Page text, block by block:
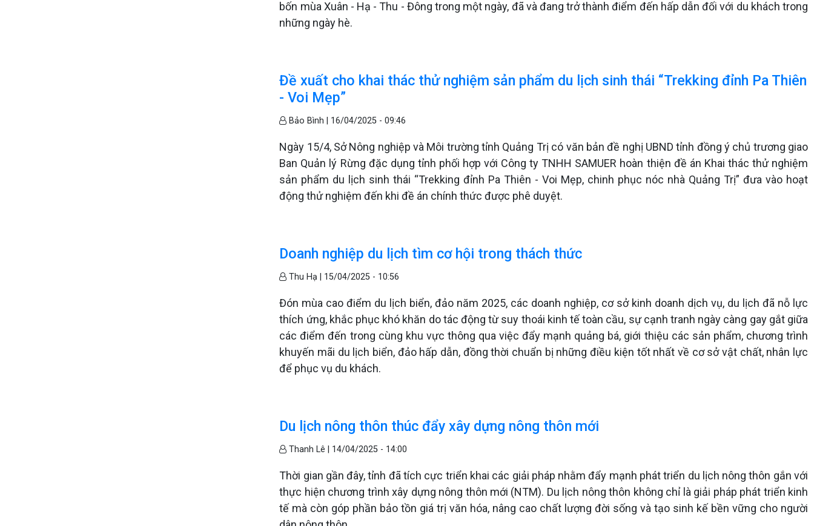
bốn mùa Xuân - Hạ - Thu - Đông trong một ngày, đã và đang trở thành điểm đến hấp dẫn đối với du khách trong
những ngày hè.
Đề xuất cho khai thác thử nghiệm sản phẩm du lịch sinh thái “Trekking đỉnh Pa Thiên
- Voi Mẹp”
Bảo Bình | 16/04/2025 - 09:46
Ngày 15/4, Sở Nông nghiệp và Môi trường tỉnh Quảng Trị có văn bản đề nghị UBND tỉnh đồng ý chủ trương giao
Ban Quản lý Rừng đặc dụng tỉnh phối hợp với Công ty TNHH SAMUER hoàn thiện đề án Khai thác thử nghiệm
sản phẩm du lịch sinh thái “Trekking đỉnh Pa Thiên - Voi Mẹp, chinh phục nóc nhà Quảng Trị” đưa vào hoạt
động thử nghiệm đến khi đề án chính thức được phê duyệt.
Doanh nghiệp du lịch tìm cơ hội trong thách thức
Thu Hạ | 15/04/2025 - 10:56
Đón mùa cao điểm du lịch biển, đảo năm 2025, các doanh nghiệp, cơ sở kinh doanh dịch vụ, du lịch đã nỗ lực
thích ứng, khắc phục khó khăn do tác động từ suy thoái kinh tế toàn cầu, sự cạnh tranh ngày càng gay gắt giữa
các điểm đến trong cùng khu vực thông qua việc đẩy mạnh quảng bá, giới thiệu các sản phẩm, chương trình
khuyến mãi du lịch biển, đảo hấp dẫn, đồng thời chuẩn bị những điều kiện tốt nhất về cơ sở vật chất, nhân lực
để phục vụ du khách.
Du lịch nông thôn thúc đẩy xây dựng nông thôn mới
Thanh Lê | 14/04/2025 - 14:00
Thời gian gần đây, tỉnh đã tích cực triển khai các giải pháp nhằm đẩy mạnh phát triển du lịch nông thôn gắn với
thực hiện chương trình xây dựng nông thôn mới (NTM). Du lịch nông thôn không chỉ là giải pháp phát triển kinh
tế mà còn góp phần bảo tồn giá trị văn hóa, nâng cao chất lượng đời sống và tạo sinh kế bền vững cho người